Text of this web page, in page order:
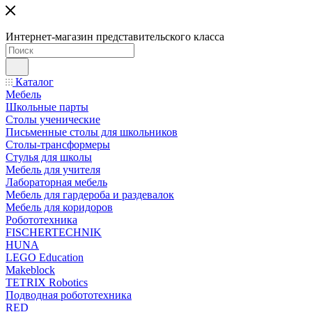
Интернет-магазин представительского класса
Каталог
Мебель
Школьные парты
Столы ученические
Письменные столы для школьников
Столы-трансформеры
Стулья для школы
Мебель для учителя
Лабораторная мебель
Мебель для гардероба и раздевалок
Мебель для коридоров
Робототехника
FISCHERTECHNIK
HUNA
LEGO Education
Makeblock
TETRIX Robotics
Подводная робототехника
RED